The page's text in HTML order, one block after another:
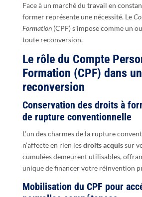
Face à un marché du travail en
former représente une nécessité. Le
Formation(CPF) s’impose comme un
toute reconversion.
Le rôle du Compte
Formation (CPF) dans
reconversion
Conservation des droits à
de rupture conventionnelle
L’un des charmes de la rupture
n’affecte en rien lesdroits acquissur
cumulées demeurent utilisables,
unique de financer votre réinvention
Mobilisation du CPF pour